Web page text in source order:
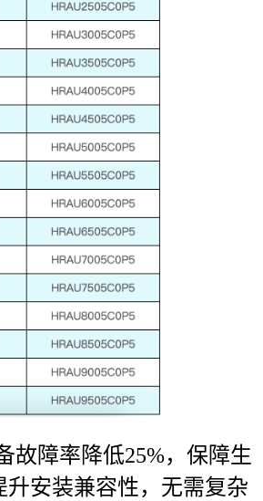
故障率降低25%，保障生
安装兼容性，无需复杂